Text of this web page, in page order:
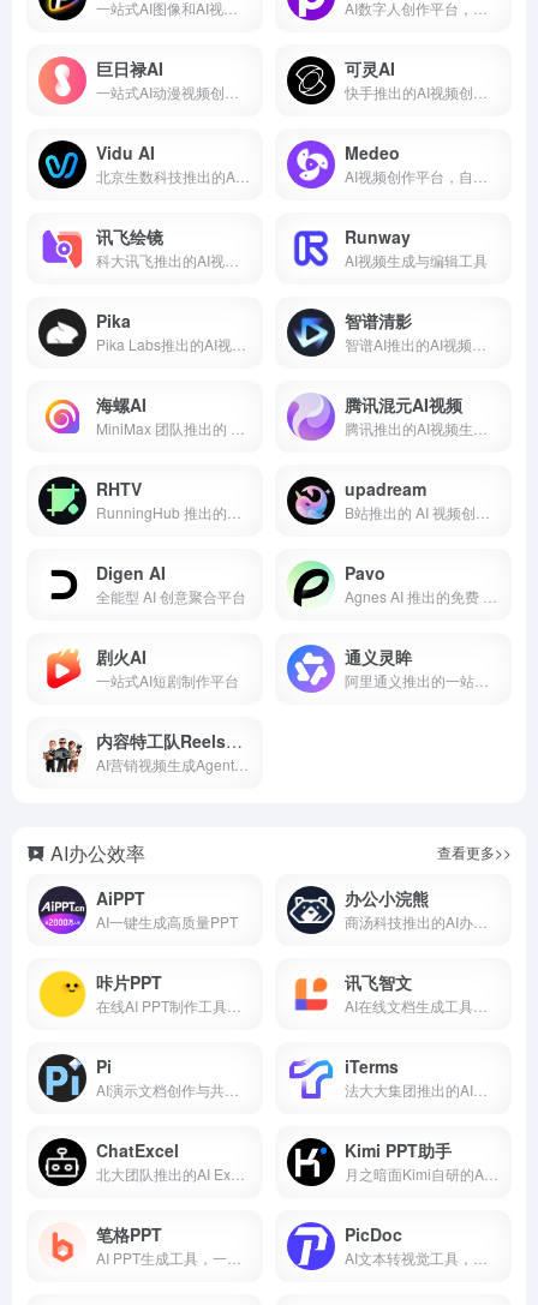
一站式AI图像和AI视频创作平台 AI数字人创作平台，支持声音克隆
巨日禄AI
一站式AI动漫视频创作平台
可灵AI
快手推出的AI视频创作工具
Vidu AI
北京生数科技推出的AI视频创作工具
Medeo
AI视频创作平台，自动拆分镜头、生成脚本匹配素材
讯飞绘镜
科大讯飞推出的AI视频一站式创作平台
Runway
AI视频生成与编辑工具
Pika
Pika Labs推出的AI视频生成工具
智谱清影
智谱AI推出的AI视频生成工具
海螺AI
MiniMax 团队推出的 AI 视频生成工具
腾讯混元AI视频
腾讯推出的AI视频生成工具
RHTV
RunningHub 推出的原生 AI 智能体全能内容创作平台
upadream
B站推出的 AI 视频创作工作台
Digen AI
全能型 AI 创意聚合平台
Pavo
Agnes AI 推出的免费 AI 短剧与视频创作平台
剧火AI
一站式AI短剧制作平台
通义灵眸
阿里通义推出的一站式AI数字人生产平台
内容特工队ReelsAgent
AI营销视频生成Agent，全球首款移动端
AI办公效率 查看更多>>
AiPPT
AI一键生成高质量PPT
办公小浣熊
商汤科技推出的AI办公助手
咔片PPT
在线AI PPT制作工具，一键设计美化
讯飞智文
AI在线文档生成工具，一键生成Word和PPT
Pi
AI演示文档创作与共享平台
iTerms
法大大集团推出的AI法律顾问平台
ChatExcel
北大团队推出的AI Excel辅助工具
Kimi PPT助手
月之暗面Kimi自研的AI一键生成PPT助手
笔格PPT
AI PPT生成工具，一键生成内容大纲和要点
PicDoc
AI文本转视觉工具，自动匹配合适的图表